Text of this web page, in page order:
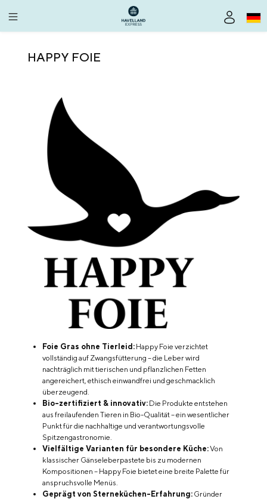
HAPPY FOIE
Foie Gras ohne Tierleid: Happy Foie verzichtet
vollständig auf Zwangsfütterung – die Leber wird
nachträglich mit tierischen und pflanzlichen Fetten
angereichert, ethisch einwandfrei und geschmacklich
überzeugend.
Bio-zertifiziert & innovativ: Die Produkte entstehen
aus freilaufenden Tieren in Bio-Qualität – ein wesentlicher
Punkt für die nachhaltige und verantwortungsvolle
Spitzengastronomie.
Vielfältige Varianten für besondere Küche:Von
klassischer Gänseleberpastete bis zu modernen
Kompositionen – Happy Foie bietet eine breite Palette für
anspruchsvolle Menüs.
Geprägt von Sterneküchen-Erfahrung: Gründer